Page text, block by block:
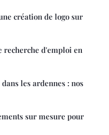
création de logo sur
recherche d'emploi en
les ardennes : nos
sur mesure pour